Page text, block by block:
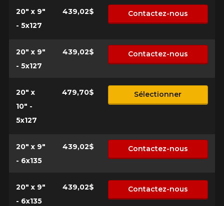
20" x 9"
- 5x127
439,02$ Contactez-nous
20" x 9"
- 5x127
439,02$ Contactez-nous
20" x
10" -
5x127
479,70$ Sélectionner
20" x 9"
- 6x135
439,02$ Contactez-nous
20" x 9"
- 6x135
439,02$ Contactez-nous